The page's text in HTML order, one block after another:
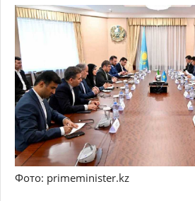
Фото: primeminister.kz